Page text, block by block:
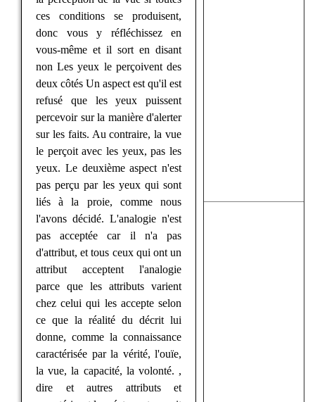
ces conditions se produisent,
donc vous y réfléchissez en
vous-même et il sort en disant
non Les yeux le perçoivent des
deux côtés Un aspect est qu'il est
refusé que les yeux puissent
percevoir sur la manière d'alerter
sur les faits. Au contraire, la vue
le perçoit avec les yeux, pas les
yeux. Le deuxième aspect n'est
pas perçu par les yeux qui sont
liés à la proie, comme nous
l'avons décidé. L'analogie n'est
pas acceptée car il n'a pas
d'attribut, et tous ceux qui ont un
attribut acceptent l'analogie
parce que les attributs varient
chez celui qui les accepte selon
ce que la réalité du décrit lui
donne, comme la connaissance
caractérisée par la vérité, l'ouïe,
la vue, la capacité, la volonté. ,
dire et autres attributs et